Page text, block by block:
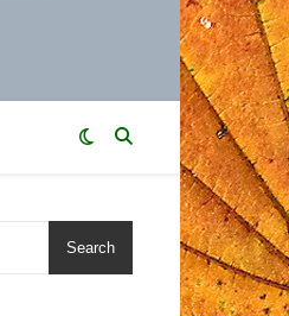
Search